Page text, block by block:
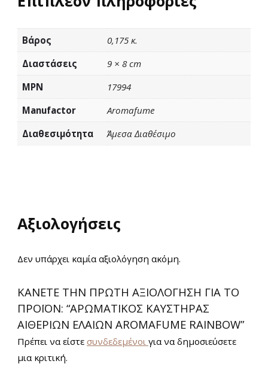
Βάρος
0,175 κ.
Διαστάσεις
9 × 8 cm
MPN
17994
Manufactor
Aromafume
Διαθεσιμότητα
Άμεσα Διαθέσιμο
Αξιολογήσεις
Δεν υπάρχει καμία αξιολόγηση ακόμη.
ΚΆΝΕΤΕ ΤΗΝ ΠΡΏΤΗ ΑΞΙΟΛΌΓΗΣΗ ΓΙΑ ΤΟ
ΠΡΟΪΌΝ: “ΑΡΩΜΑΤΙΚΌΣ ΚΑΥΣΤΉΡΑΣ
ΑΙΘΈΡΙΩΝ ΕΛΑΊΩΝ AROMAFUME RAINBOW”
Πρέπει να είστε συνδεδεμένοι για να δημοσιεύσετε
μια κριτική.